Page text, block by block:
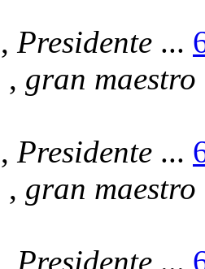
, Presidente ...
, gran
, Presidente ...
, gran
, Presidente ...